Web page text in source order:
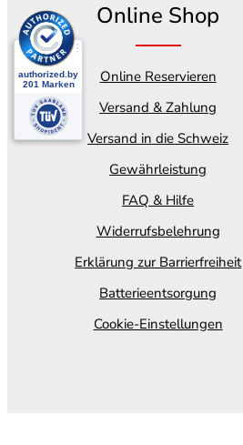
Online Shop
Online Reservieren
Versand & Zahlung
Versand in die Schweiz
Gewährleistung
FAQ & Hilfe
Widerrufsbelehrung
Erklärung zur Barrierfreiheit
Batterieentsorgung
Cookie-Einstellungen